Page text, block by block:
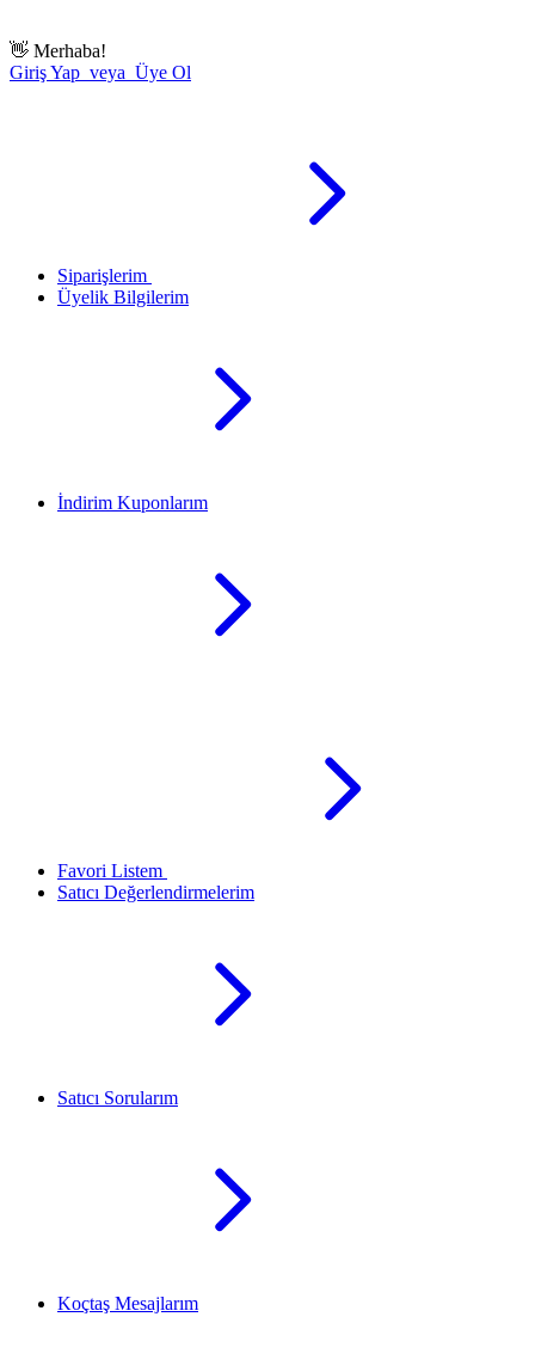
👋 Merhaba!
Giriş Yap veya Üye Ol
Siparişlerim
Üyelik Bilgilerim
İndirim Kuponlarım
Favori Listem
Satıcı Değerlendirmelerim
Satıcı Sorularım
Koçtaş Mesajlarım